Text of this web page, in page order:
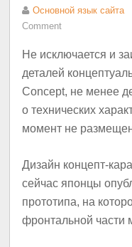
Основной язык сайта
Comment
Не исключается и
деталей
Concept, не менее
о технических
момент не
Дизайн концепт-
cейчас японцы
прототипа, на
фронтальной